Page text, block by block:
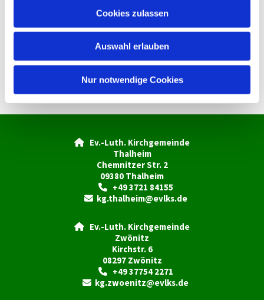
Cookies zulassen
Auswahl erlauben
Nur notwendige Cookies

Ev.-Luth. Kirchgemeinde
Thalheim
Chemnitzer Str. 2
09380 Thalheim
+49 3721 84155
 kg.thalheim@evlks.de

Ev.-Luth. Kirchgemeinde
Zwönitz
Kirchstr. 6
08297 Zwönitz
+49 37754 2271
 kg.zwoenitz@evlks.de